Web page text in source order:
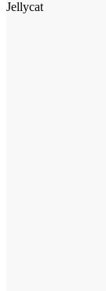
Jellycat